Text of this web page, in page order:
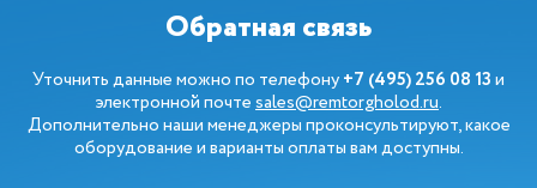
Обратная связь
Уточнить данные можно по телефону+7 (495) 256 08 13и
электронной почтеsales@remtorgholod.ru.
Дополнительно наши менеджеры проконсультируют, какое
оборудование и варианты оплаты вам доступны.